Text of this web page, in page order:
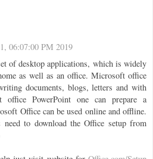
06:07:00 PM 2019
of desktop applications, which is widely
as well as an office. Microsoft office
documents, blogs, letters and with
PowerPoint one can prepare a
Office can be used online and offline.
to download the Office setup from